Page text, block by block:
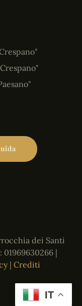
dei Santi
01969630266 |
| Crediti
IT